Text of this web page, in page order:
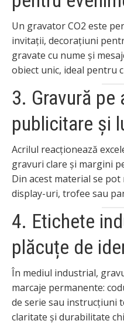
Un gravator CO2 este
invitații, decorațiuni
gravate cu nume și
obiect unic, ideal pentru
3. Gravură
publicitare și
Acrilul reacționează
gravuri clare și margini
Din acest material se pot
display-uri, trofee sau
4. Etichete
plăcuțe de
În mediul industrial,
marcaje permanente:
de serie sau instrucțiuni
claritate și durabilitate